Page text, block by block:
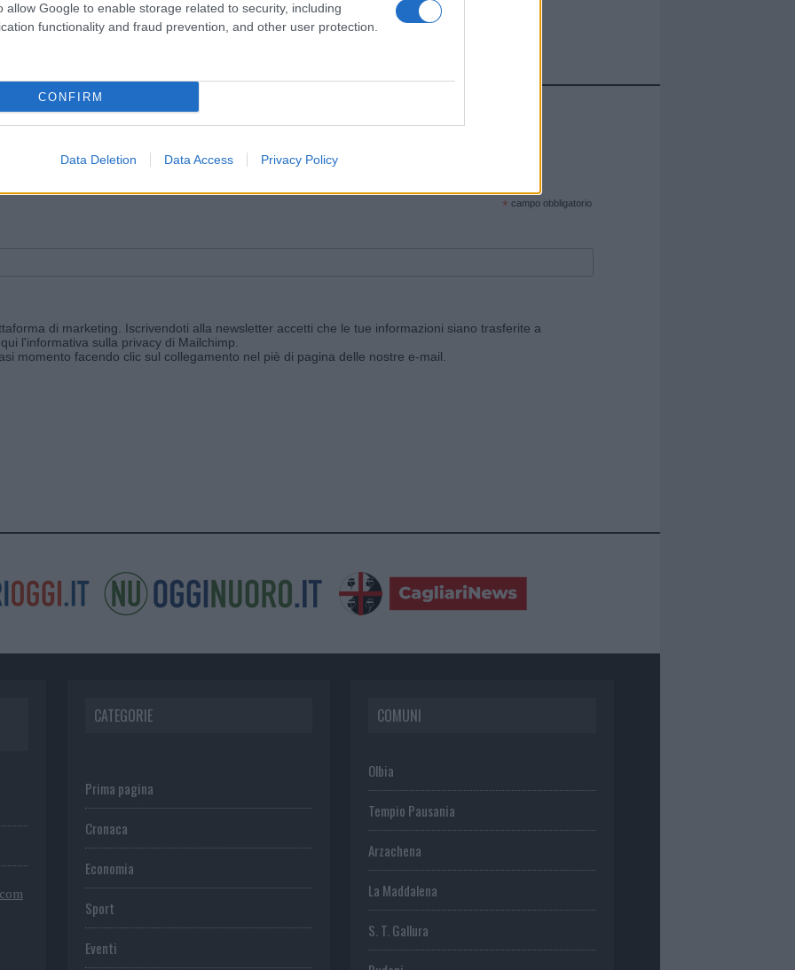
allow Google to enable storage related to security, including
functionality and fraud prevention, and other user protection.
CONFIRM
Data Deletion Data Access Privacy Policy
Invia un Comunicato Stampa|Pubblicità|Segnala
e ricevi le nostre email periodiche contenenti le ultime notizie pubblicate sul sito web!
* campo obbligatorio
di marketing. Iscrivendoti alla newsletter accetti che le tue informazioni siano trasferite a
l'informativa sulla privacy di Mailchimp
momento facendo clic sul collegamento nel piè di pagina delle nostre e-mail.
CATEGORIE
Prima pagina
Cronaca
Economia
Sport
Eventi
COMUNI
Olbia
Tempio Pausania
Arzachena
La Maddalena
S. T. Gallura